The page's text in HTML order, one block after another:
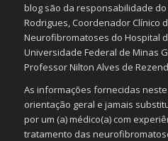
blog são da responsabilidade
Rodrigues, Coordenador Clínico
Neurofibromatoses do Hospital
Universidade Federal de Minas
Professor Nilton Alves de
As informações fornecidas
orientação geral e jamais
por um (a) médico(a) com
tratamento das